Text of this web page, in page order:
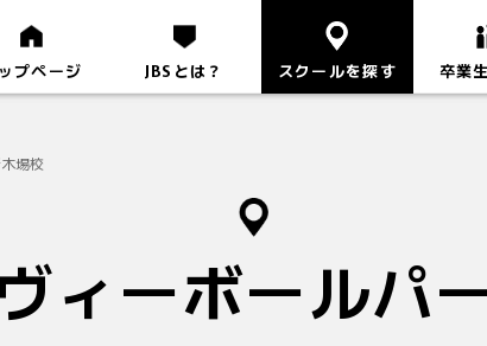
プページ JBSとは？ スクールを探す 卒業
場校
ィーボールパ